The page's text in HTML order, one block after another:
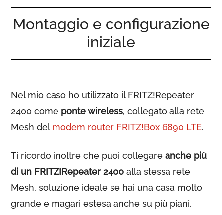
Montaggio e configurazione
iniziale
Nel mio caso ho utilizzato il FRITZ!Repeater
2400 come ponte wireless, collegato alla rete
Mesh del modem router FRITZ!Box 6890 LTE.
Ti ricordo inoltre che puoi collegareanche più
di un FRITZ!Repeater 2400 alla stessa rete
Mesh, soluzione ideale se hai una casa molto
grande e magari estesa anche su più piani.